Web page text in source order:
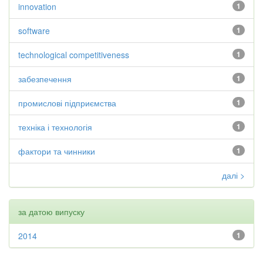
1
innovation
1
software
1
technological competitiveness
1
забезпечення
1
промислові підприємства
1
техніка і технологія
1
фактори та чинники
далі >
за датою випуску
1
2014